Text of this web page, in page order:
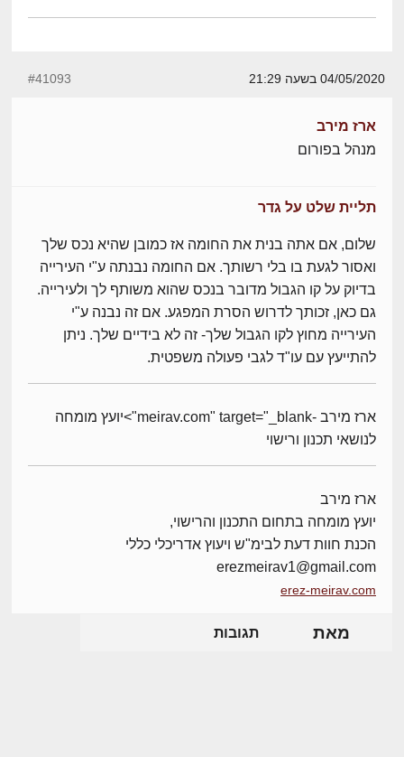
04/05/2020 בשעה 21:29 #41093
ארז מירב
מנהל בפורום
תליית שלט על גדר
שלום, אם אתה בנית את החומה אז כמובן שהיא נכס שלך
ואסור לגעת בו בלי רשותך. אם החומה נבנתה ע"י העירייה
בדיוק על קו הגבול מדובר בנכס שהוא משותף לך ולעירייה.
גם כאן, זכותך לדרוש הסרת המפגע. אם זה נבנה ע"י
העירייה מחוץ לקו הגבול שלך- זה לא בידיים שלך. ניתן
להתייעץ עם עו"ד לגבי פעולה משפטית.
ארז מירב -meirav.com" target="_blank">יועץ מומחה
לנושאי תכנון ורישוי
ארז מירב
יועץ מומחה בתחום התכנון והרישוי,
הכנת חוות דעת לבימ"ש ויעוץ אדריכלי כללי
erezmeirav1@gmail.com
erez-meirav.com
מאת תגובות